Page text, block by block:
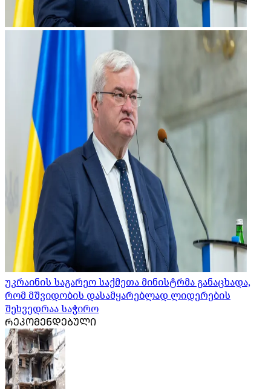
უკრაინის საგარეო საქმეთა მინისტრმა განაცხადა,
რომ მშვიდობის დასამყარებლად ლიდერების
შეხვედრაა საჭირო
ᲠᲔᲙᲝᲛᲔᲜᲓᲔᲑᲣᲚᲘ